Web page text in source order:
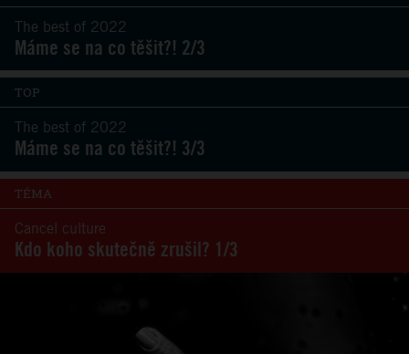
The best of 2022
Máme se na co těšit?! 2/3
TOP
The best of 2022
Máme se na co těšit?! 3/3
TÉMA
Cancel culture
Kdo koho skutečně zrušil? 1/3